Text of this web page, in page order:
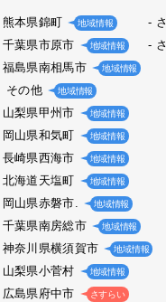
熊本県錦町 地域情報
千葉県市原市 地域情報
福島県南相馬市 地域情報
その他 地域情報
山梨県甲州市 地域情報
岡山県和気町 地域情報
長崎県西海市 地域情報
北海道天塩町 地域情報
岡山県赤磐市. 地域情報
千葉県南房総市 地域情報
神奈川県横須賀市 地域情報
山梨県小菅村 地域情報
広島県府中市 さすらい